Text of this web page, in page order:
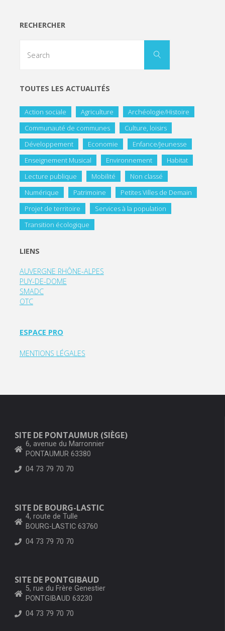
RECHERCHER
TOUTES LES ACTUALITÉS
Action sociale Agriculture
Archéologie/Histoire
Communauté de communes
Culture, loisirs
Développement
Economie
Enfance/Jeunesse
Enseignement Musical
Environnement
Habitat
Lecture publique
Mobilité
Non classé
Numérique
Patrimoine
Petites Villes de Demain
Projet de territoire
Services à la population
Transition écologique
LIENS
AUVERGNE RHÔNE-ALPES
PUY-DE-DOME
SMADC
OTC
ESPACE PRO
MENTIONS LÉGALES
SITE DE PONTAUMUR (SIÈGE)
6, avenue du Marronnier
PONTAUMUR 63380
04 73 79 70 70
SITE DE BOURG-LASTIC
4, route de Tulle
BOURG-LASTIC 63760
04 73 79 70 70
SITE DE PONTGIBAUD
5, rue du Frère Genestier
PONTGIBAUD 63230
04 73 79 70 70